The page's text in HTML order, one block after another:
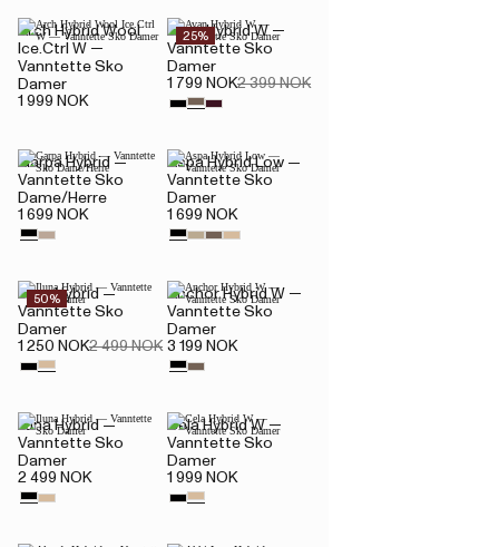
Arch Hybrid Wool
Ice.Ctrl W —
Vanntette Sko
Damer
1 999 NOK
25%
Avan Hybrid W —
Vanntette Sko
Damer
1 799 NOK2 399 NOK
Garpa Hybrid —
Vanntette Sko
Dame/Herre
1 699 NOK
Aspa Hybrid Low —
Vanntette Sko
Damer
1 699 NOK
50%
Iluna Hybrid —
Vanntette Sko
Damer
1 250 NOK2 499 NOK
Anchor Hybrid W —
Vanntette Sko
Damer
3 199 NOK
Iluna Hybrid —
Vanntette Sko
Damer
2 499 NOK
Cela Hybrid W —
Vanntette Sko
Damer
1 999 NOK